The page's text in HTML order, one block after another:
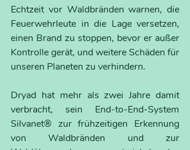
Echtzeit vor Waldbränden warnen, die
Feuerwehrleute in die Lage versetzen,
einen Brand zu stoppen, bevor er außer
Kontrolle gerät, und weitere Schäden für
unseren Planeten zu verhindern.
Dryad hat mehr als zwei Jahre damit
verbracht, sein End-to-End-System
Silvanet® zur frühzeitigen Erkennung
von Waldbränden und zur